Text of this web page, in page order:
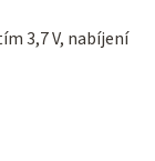
3,7 V, nabíjení